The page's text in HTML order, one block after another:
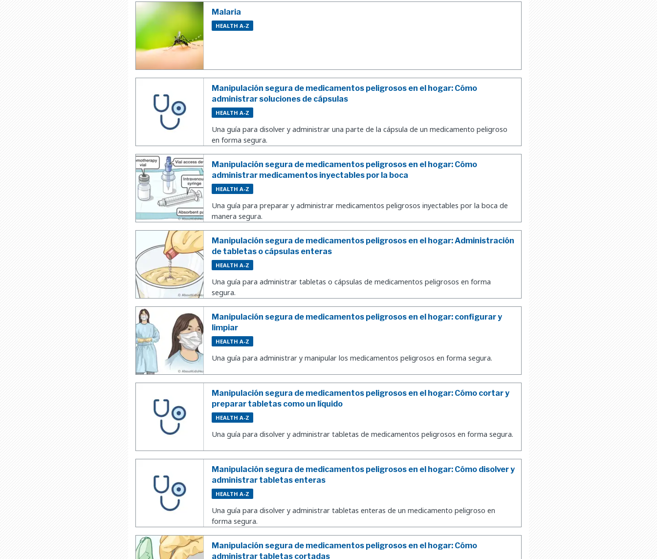
Malaria
HEALTH A-Z
Manipulación segura de medicamentos peligrosos en el hogar: Cómo
administrar soluciones de cápsulas
HEALTH A-Z
Una guía para disolver y administrar una parte de la cápsula de un medicamento peligroso
en forma segura.
Manipulación segura de medicamentos peligrosos en el hogar: Cómo
administrar medicamentos inyectables por la boca
HEALTH A-Z
Una guía para preparar y administrar medicamentos peligrosos inyectables por la boca de
manera segura.
Manipulación segura de medicamentos peligrosos en el hogar: Administración
de tabletas o cápsulas enteras
HEALTH A-Z
Una guía para administrar tabletas o cápsulas de medicamentos peligrosos en forma
segura.
Manipulación segura de medicamentos peligrosos en el hogar: configurar y
limpiar
HEALTH A-Z
Una guía para administrar y manipular los medicamentos peligrosos en forma segura.
Manipulación segura de medicamentos peligrosos en el hogar: Cómo cortar y
preparar tabletas como un líquido
HEALTH A-Z
Una guía para disolver y administrar tabletas de medicamentos peligrosos en forma segura.
Manipulación segura de medicamentos peligrosos en el hogar: Cómo disolver y
administrar tabletas enteras
HEALTH A-Z
Una guía para disolver y administrar tabletas enteras de un medicamento peligroso en
forma segura.
Manipulación segura de medicamentos peligrosos en el hogar: Cómo
administrar tabletas cortadas